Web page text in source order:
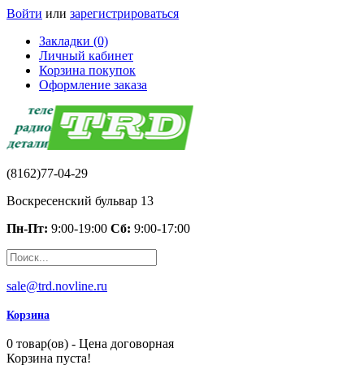
Войти или зарегистрироваться
Закладки (0)
Личный кабинет
Корзина покупок
Оформление заказа
(8162)77-04-29
Воскресенский бульвар 13
Пн-Пт: 9:00-19:00 Сб: 9:00-17:00
sale@trd.novline.ru
Корзина
0 товар(ов) - Цена договорная
Корзина пуста!